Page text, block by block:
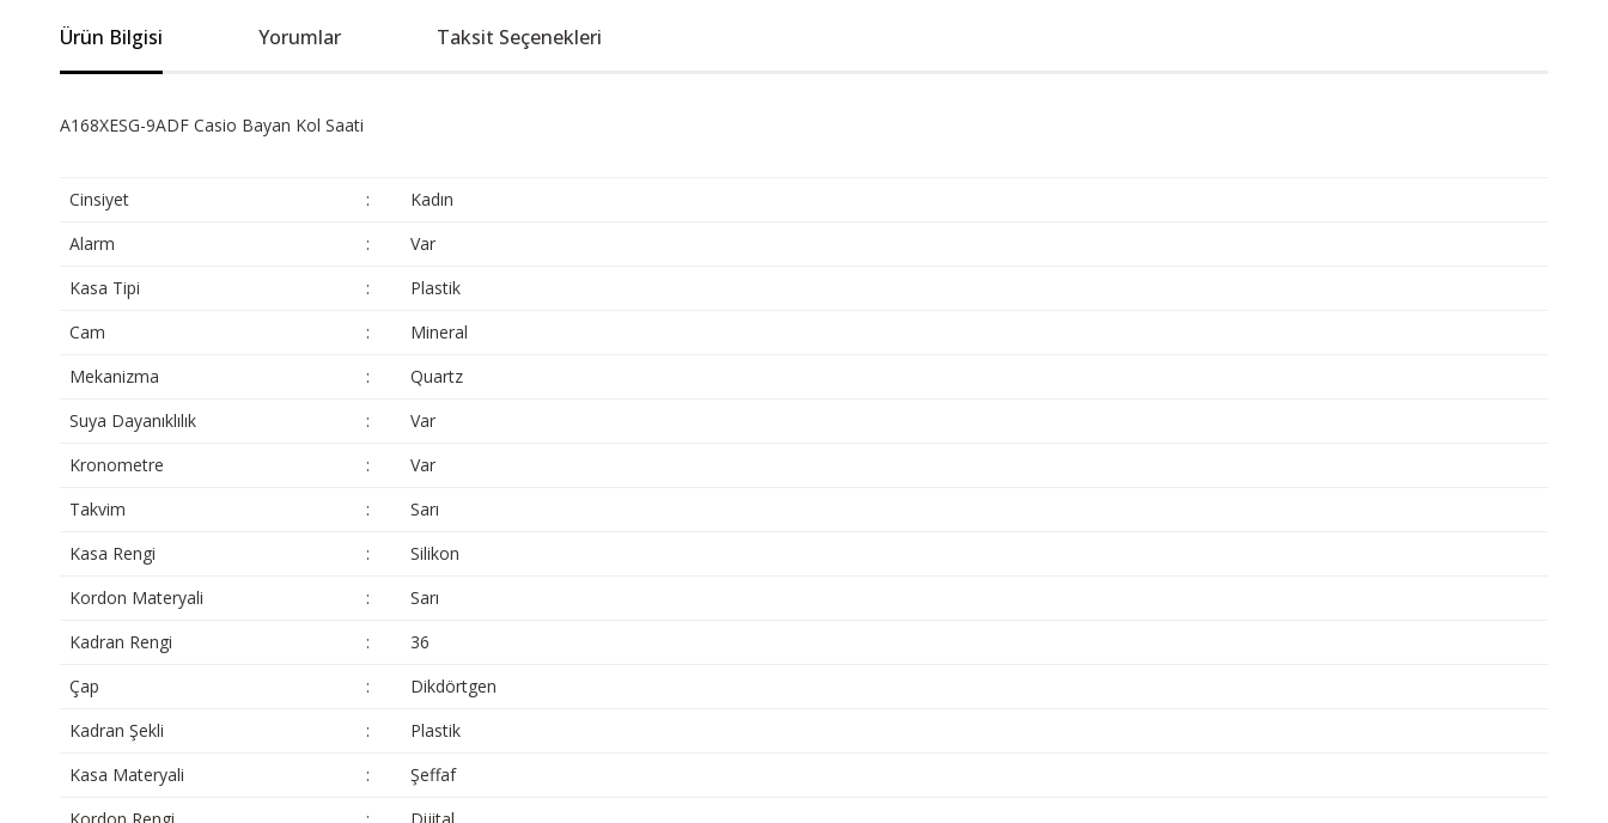
Ürün Bilgisi Yorumlar Taksit Seçenekleri
A168XESG-9ADF Casio Bayan Kol Saati
Cinsiyet :
Kadın
Alarm
:
Var
Kasa Tipi
:
Plastik
Cam
:
Mineral
Mekanizma
:
Quartz
Suya Dayanıklılık
:
Var
Kronometre
:
Var
Takvim
:
Sarı
Kasa Rengi
:
Silikon
Kordon Materyali
:
Sarı
Kadran Rengi
:
36
Çap
:
Dikdörtgen
Kadran Şekli
:
Plastik
Kasa Materyali
:
Şeffaf